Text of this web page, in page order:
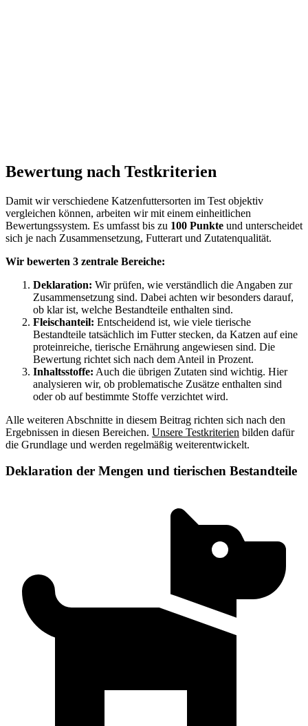
Bewertung nach Testkriterien
Damit wir verschiedene Katzenfuttersorten im Test objektiv
vergleichen können, arbeiten wir mit einem einheitlichen
Bewertungssystem. Es umfasst bis zu 100 Punkte und unterscheidet
sich je nach Zusammensetzung, Futterart und Zutatenqualität.
Wir bewerten 3 zentrale Bereiche:
Deklaration: Wir prüfen, wie verständlich die Angaben zur
Zusammensetzung sind. Dabei achten wir besonders darauf,
ob klar ist, welche Bestandteile enthalten sind.
Fleischanteil: Entscheidend ist, wie viele tierische
Bestandteile tatsächlich im Futter stecken, da Katzen auf eine
proteinreiche, tierische Ernährung angewiesen sind. Die
Bewertung richtet sich nach dem Anteil in Prozent.
Inhaltsstoffe: Auch die übrigen Zutaten sind wichtig. Hier
analysieren wir, ob problematische Zusätze enthalten sind
oder ob auf bestimmte Stoffe verzichtet wird.
Alle weiteren Abschnitte in diesem Beitrag richten sich nach den
Ergebnissen in diesen Bereichen. Unsere Testkriterien bilden dafür
die Grundlage und werden regelmäßig weiterentwickelt.
Deklaration der Mengen und tierischen Bestandteile